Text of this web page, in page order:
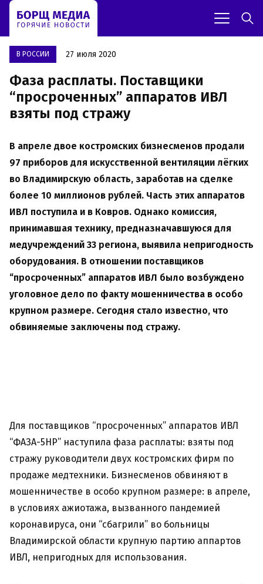
В РОССИИ 27 июля 2020
Фаза расплаты. Поставщики
“просроченных” аппаратов ИВЛ
взяты под стражу
В апреле двое костромских бизнесменов продали
97 приборов для искусственной вентиляции лёгких
во Владимирскую область, заработав на сделке
более 10 миллионов рублей. Часть этих аппаратов
ИВЛ поступила и в Ковров. Однако комиссия,
принимавшая технику, предназначавшуюся для
медучреждений 33 региона, выявила непригодность
оборудования. В отношении поставщиков
“просроченных” аппаратов ИВЛ было возбуждено
уголовное дело по факту мошенничества в особо
крупном размере. Сегодня стало известно, что
обвиняемые заключены под стражу.
Для поставщиков “просроченных” аппаратов ИВЛ
“ФАЗА-5НР” наступила фаза расплаты: взяты под
стражу руководители двух костромских фирм по
продаже медтехники. Бизнесменов обвиняют в
мошенничестве в особо крупном размере: в апреле,
в условиях ажиотажа, вызванного пандемией
коронавируса, они “сбагрили” во больницы
Владимирской области крупную партию аппартов
ИВЛ, непригодных для использования.